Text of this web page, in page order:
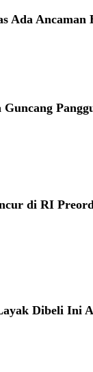
Ada Ancaman
di RI
Dibeli Ini